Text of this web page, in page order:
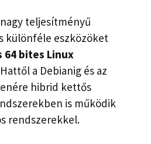
teljesítményű
különféle eszközöket
64 bites Linux
a Debianig és az
hibrid kettős
is működik
rendszerekkel.